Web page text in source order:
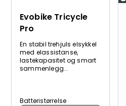
Evobike Tricycle
Pro
En stabil trehjuls elsykkel
med elassistanse,
lastekapasitet og smart
sammenlegg...
Batteristørrelse